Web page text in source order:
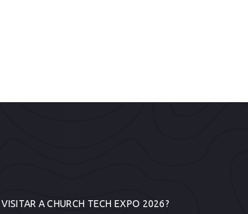
VISITAR A CHURCH TECH EXPO 2026?